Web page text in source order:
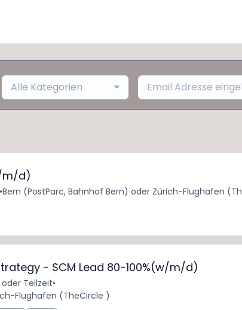
Alle Kategorien
m/d)
•Bern (PostParc, Bahnhof Bern) oder Zürich-Flughafen
- SCM Lead 80-100%(w/m/d)
Teilzeit•
Flughafen (TheCircle )